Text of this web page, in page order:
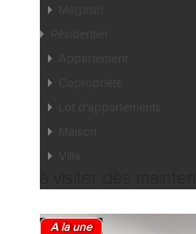
A la une